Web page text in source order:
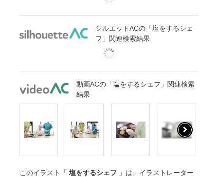
シルエットACの「塩をするシェ
フ」関連検索結果
動画ACの「塩をするシェフ」関連検索
結果
このイラスト「 塩をするシェフ 」は、イラストレーター